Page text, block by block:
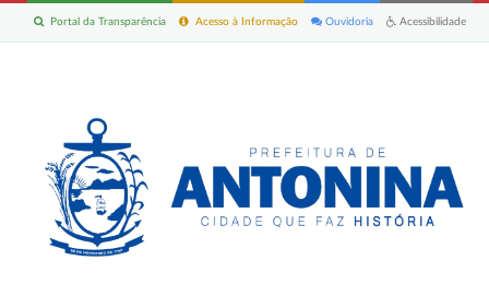
Acessibilidade
Ouvidoria
Acesso à Informação
Portal da Transparência